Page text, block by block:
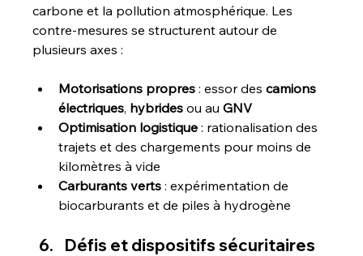
carbone et la pollution atmosphérique. Les
contre-mesures se structurent autour de
plusieurs axes :
Motorisations propres : essor des camions
électriques, hybrides ou au GNV
Optimisation logistique : rationalisation des
trajets et des chargements pour moins de
kilomètres à vide
Carburants verts : expérimentation de
biocarburants et de piles à hydrogène
Défis et dispositifs sécuritaires